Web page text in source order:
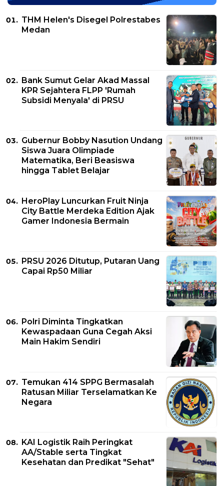
THM Helen's Disegel Polrestabes
Medan
Bank Sumut Gelar Akad Massal
KPR Sejahtera FLPP 'Rumah
Subsidi Menyala' di PRSU
Gubernur Bobby Nasution Undang
Siswa Juara Olimpiade
Matematika, Beri Beasiswa
hingga Tablet Belajar
HeroPlay Luncurkan Fruit Ninja
City Battle Merdeka Edition Ajak
Gamer Indonesia Bermain
PRSU 2026 Ditutup, Putaran Uang
Capai Rp50 Miliar
Polri Diminta Tingkatkan
Kewaspadaan Guna Cegah Aksi
Main Hakim Sendiri
Temukan 414 SPPG Bermasalah
Ratusan Miliar Terselamatkan Ke
Negara
KAI Logistik Raih Peringkat
AA/Stable serta Tingkat
Kesehatan dan Predikat "Sehat"